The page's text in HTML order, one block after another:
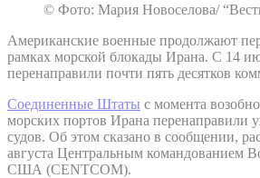
© Фото: Мария Новоселова/
Американские военные продолжают
рамках морской блокады Ирана. С 14
перенаправили почти пять десятков
Соединенные Штаты с момента
морских портов Ирана перенаправили
судов. Об этом сказано в сообщении,
августа Центральным командованием
США (CENTCOM).